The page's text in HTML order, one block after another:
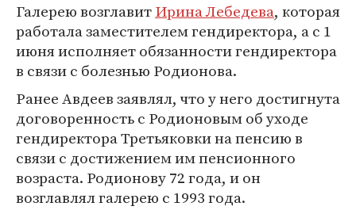
Галерею возглавитИрина Лебедева, которая
работала заместителем гендиректора, а с 1
июня исполняет обязанности гендиректора
в связи с болезнью Родионова.
Ранее Авдеев заявлял, что у него достигнута
договоренность с Родионовым об уходе
гендиректора Третьяковки на пенсию в
связи с достижением им пенсионного
возраста. Родионову 72 года, и он
возглавлял галерею с 1993 года.